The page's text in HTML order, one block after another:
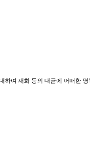
하여 재화 등의 대금에 어떠한